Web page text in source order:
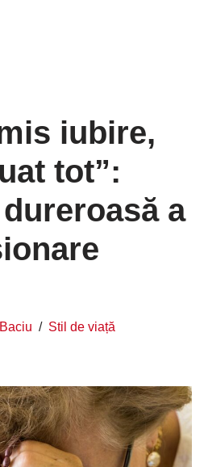
iubire,
tot”:
a
Stil de viață